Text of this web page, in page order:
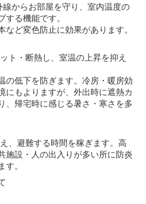
線からお部屋を守り、室内温度の
する機能です。
ど変色防止に効果があります。
ト・断熱し、室温の上昇を抑え
の低下を防ぎます。冷房・暖房効
にもよりますが、外出時に遮熱カ
、帰宅時に感じる暑さ・寒さを多
、避難する時間を稼ぎます。高
施設・人の出入りが多い所に防炎
す。